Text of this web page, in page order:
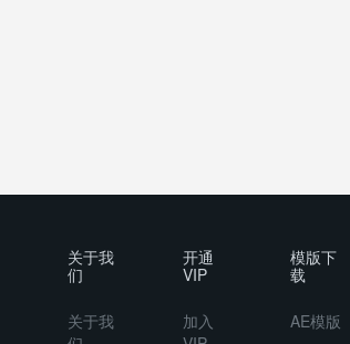
关于我
们
关于我
开通
VIP
加入
模版下
载
AE模版